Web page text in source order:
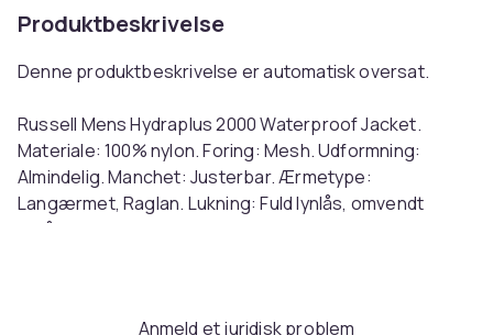
Produktbeskrivelse
Denne produktbeskrivelse er automatisk oversat.
Russell Mens Hydraplus 2000 Waterproof Jacket.
Materiale: 100% nylon. Foring: Mesh. Udformning:
Almindelig. Manchet: Justerbar. Ærmetype:
Langærmet, Raglan. Lukning: Fuld lynlås, omvendt
lynlås. Vandtæt klassificering: 2000 mm. 2000g/m²/24
Anmeld et juridisk problem